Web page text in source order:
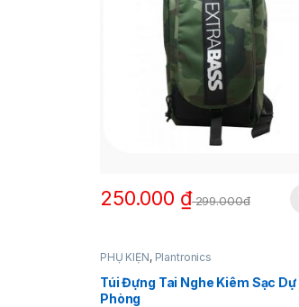
250.000 ₫299.000đ
PHỤ KIỆN, Plantronics
Túi Đựng Tai Nghe Kiêm Sạc Dự
Phòng